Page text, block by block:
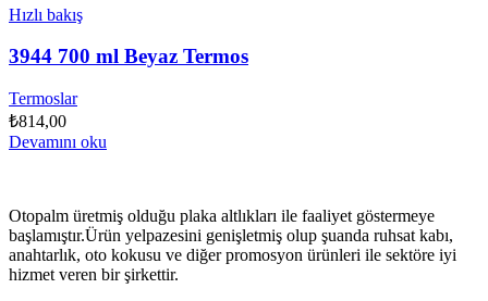
Hızlı bakış
3944 700 ml Beyaz Termos
Termoslar
₺814,00
Devamını oku
Otopalm üretmiş olduğu plaka altlıkları ile faaliyet göstermeye
başlamıştır.Ürün yelpazesini genişletmiş olup şuanda ruhsat kabı,
anahtarlık, oto kokusu ve diğer promosyon ürünleri ile sektöre iyi
hizmet veren bir şirkettir.